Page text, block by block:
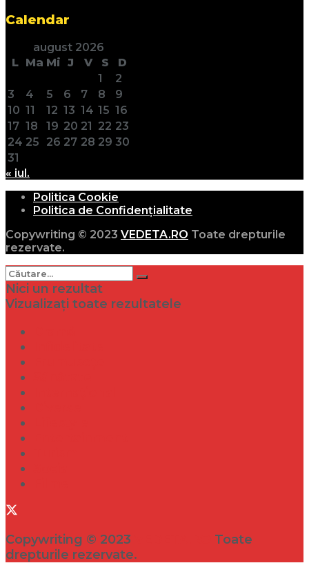
Calendar
august 2026
L Ma Mi J V S
D
1
2
3
4 5 6 7 8
9
10 11 12 13 14 15 16
17 18 19 20 21 22 23
24 25 26 27 28 29 30
31
« iul.
Politica Cookie
Politica de Confidențialitate
Copywriting © 2023 VEDETA.RO Toate drepturile
rezervate.
Nici un rezultat
Vizualizați toate rezultatele
Copywriting © 2023
Toate
drepturile rezervate.